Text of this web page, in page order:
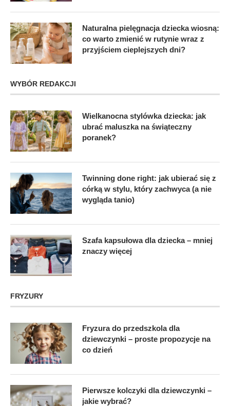
Naturalna pielęgnacja dziecka wiosną:
co warto zmienić w rutynie wraz z
przyjściem cieplejszych dni?
WYBÓR REDAKCJI
Wielkanocna stylówka dziecka: jak
ubrać maluszka na świąteczny
poranek?
Twinning done right: jak ubierać się z
córką w stylu, który zachwyca (a nie
wygląda tanio)
Szafa kapsułowa dla dziecka – mniej
znaczy więcej
FRYZURY
Fryzura do przedszkola dla
dziewczynki – proste propozycje na
co dzień
Pierwsze kolczyki dla dziewczynki –
jakie wybrać?